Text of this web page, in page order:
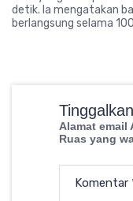
detik. Ia mengatakan
berlangsung selama
Alamat email
Ruas yang
Komentar